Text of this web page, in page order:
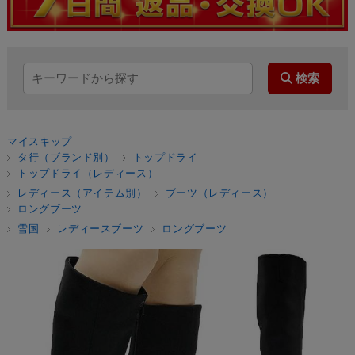
マイスキップ
タ行（ブランド別）
トップドライ
トップドライ（レディース）
レディース（アイテム別）
ブーツ（レディース）
ロングブーツ
雪国
レディースブーツ ロングブーツ